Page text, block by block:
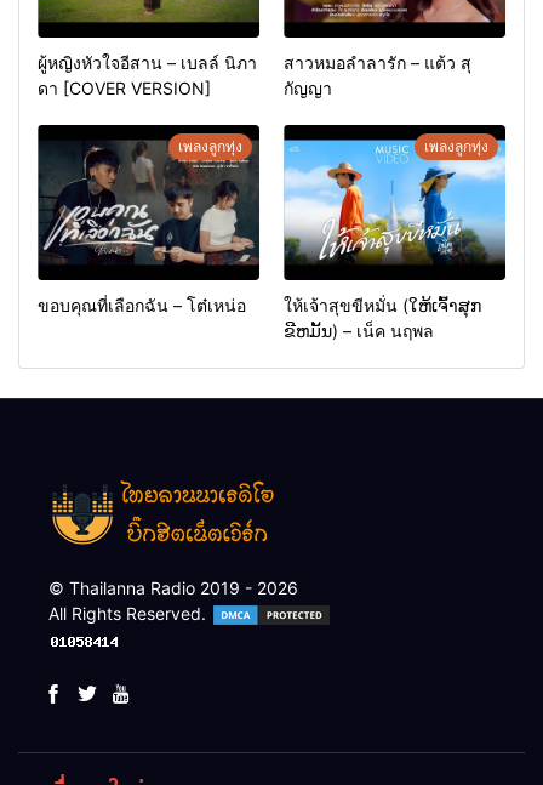
ผู้หญิงหัวใจอีสาน – เบลล์ นิภา
ดา [COVER VERSION]
สาวหมอลำลารัก – แต้ว สุ
กัญญา
เพลงลูกทุ่ง
ขอบคุณที่เลือกฉัน – โต๋เหน่อ
เพลงลูกทุ่ง
ให้เจ้าสุขขีหมั่น (ໃຫ້ເຈົ້າສຸກ
ຂີຫມັ້ນ) – เน็ค นฤพล
© Thailanna Radio 2019 - 2026
All Rights Reserved.